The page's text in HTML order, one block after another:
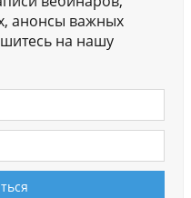
анонсы важных
на нашу